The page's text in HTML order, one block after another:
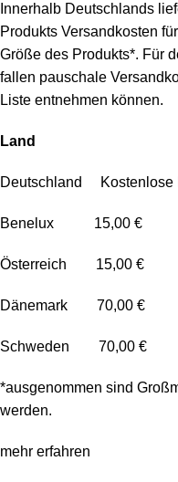
Innerhalb Deutschlands
Produkts Versandkosten
Größe des Produkts*. Für
fallen pauschale
Liste entnehmen können.
Deutschland Kostenlose
Benelux 15,00 €
Österreich 15,00 €
Dänemark 70,00 €
Schweden 70,00 €
*ausgenommen sind
werden.
mehr erfahren